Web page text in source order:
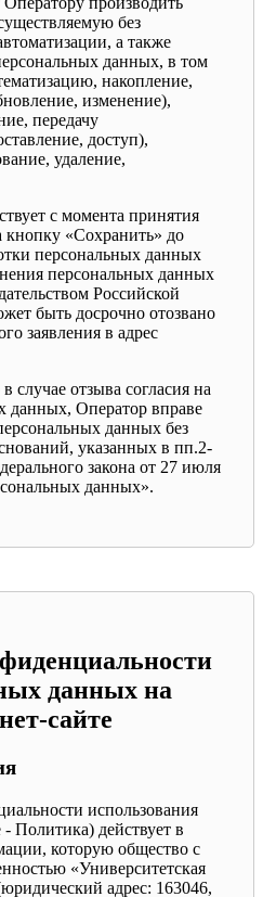
без
а также
данных, в том
накопление,
изменение),
передачу
доступ),
удаление,
с момента принятия
кнопку «Сохранить» до
персональных данных
персональных данных
Российской
быть досрочно отозвано
заявления в адрес
случае отзыва согласия на
данных, Оператор вправе
данных без
указанных в пп.2-
закона от 27 июля
данных».
данных на
сайте
использования
Политика) действует в
которую общество с
«Университетская
адрес: 163046,